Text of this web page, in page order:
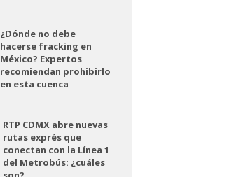
¿Dónde no debe
hacerse fracking en
México? Expertos
recomiendan prohibirlo
en esta cuenca
RTP CDMX abre nuevas
rutas exprés que
conectan con la Línea 1
del Metrobús: ¿cuáles